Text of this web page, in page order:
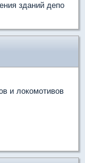
зданий депо
и локомотивов